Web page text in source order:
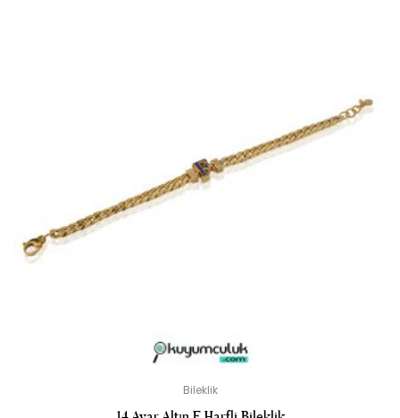
Bileklik